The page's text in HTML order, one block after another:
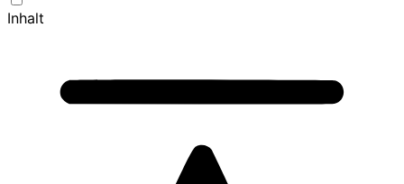
Inhalt